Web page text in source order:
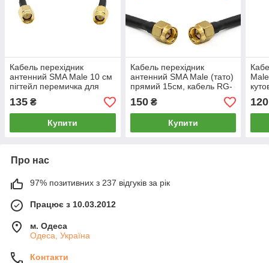
Кабель перехідник
антенний SMA Male 10 см
пігтейл перемичка для
FPV та радіообладнання,
коаксіальний RG174
135 ₴
Купити
Кабель перехідник
антенний SMA Male (тато)
прямий 15см, кабель RG-
402 напівжорсткий пігтейл
перемичка антени FPV
150₴
Купити
120
Про нас
97% позитивних з 237 відгуків за рік
Працює з 10.03.2012
м. Одеса
Одеса, Україна
Контакти